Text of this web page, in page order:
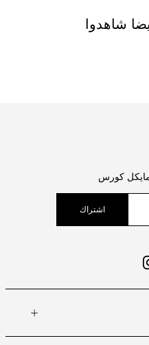
شاهدوا
كورس
اشتراك